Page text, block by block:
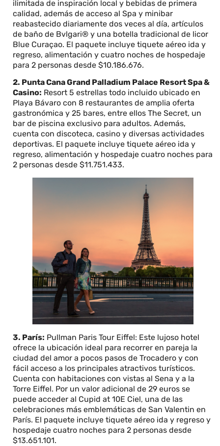
ilimitada de inspiración local y bebidas de primera
calidad, además de acceso al Spa y minibar
reabastecido diariamente dos veces al día, artículos
de baño de Bvlgari® y una botella tradicional de licor
Blue Curaçao. El paquete incluye tiquete aéreo ida y
regreso, alimentación y cuatro noches de hospedaje
para 2 personas desde $10.186.676.
2. Punta Cana Grand Palladium Palace Resort Spa &
Casino: Resort 5 estrellas todo incluido ubicado en
Playa Bávaro con 8 restaurantes de amplia oferta
gastronómica y 25 bares, entre ellos The Secret, un
bar de piscina exclusivo para adultos. Además,
cuenta con discoteca, casino y diversas actividades
deportivas. El paquete incluye tiquete aéreo ida y
regreso, alimentación y hospedaje cuatro noches para
2 personas desde $11.751.433.
3. París: Pullman Paris Tour Eiffel: Este lujoso hotel
ofrece la ubicación ideal para recorrer en pareja la
ciudad del amor a pocos pasos de Trocadero y con
fácil acceso a los principales atractivos turísticos.
Cuenta con habitaciones con vistas al Sena y a la
Torre Eiffel. Por un valor adicional de 29 euros se
puede acceder al Cupid at 10E Ciel, una de las
celebraciones más emblemáticas de San Valentin en
París. El paquete incluye tiquete aéreo ida y regreso y
hospedaje cuatro noches para 2 personas desde
$13.651.101.